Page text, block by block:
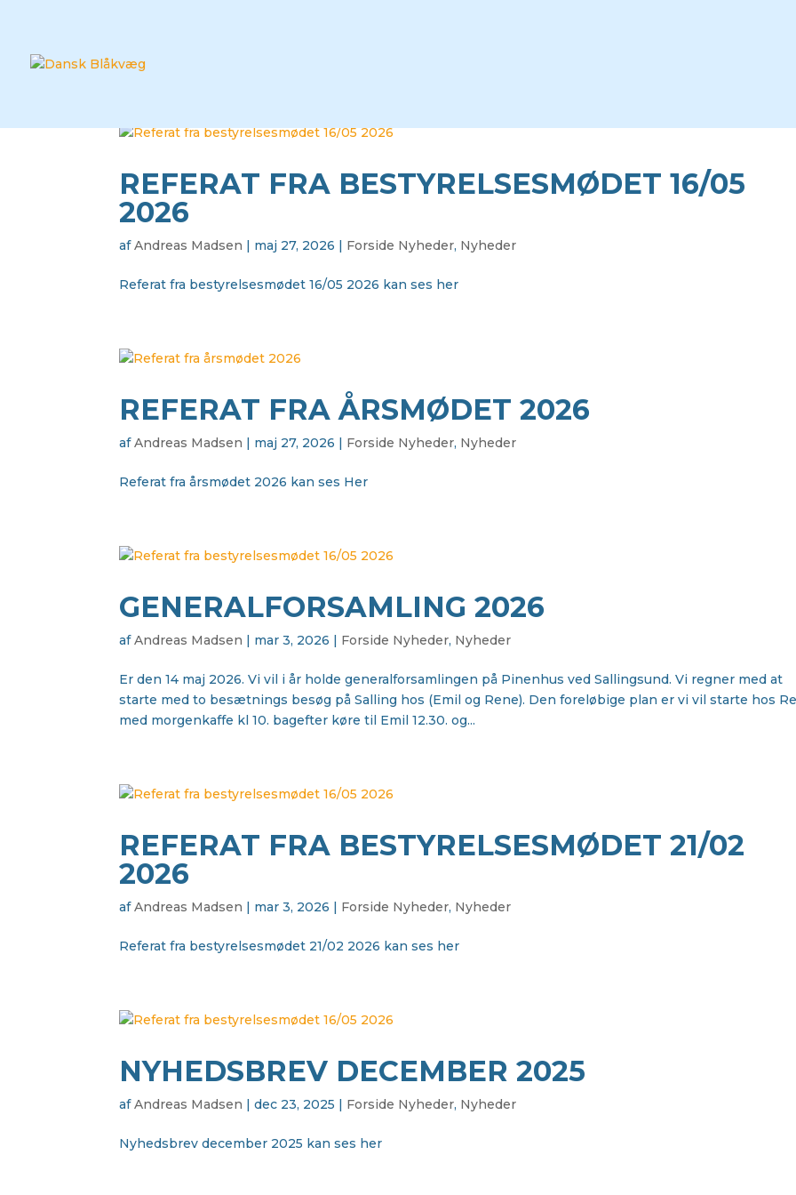
REFERAT FRA BESTYRELSESMØDET 16/05
2026
afAndreas Madsen | maj 27, 2026 | Forside Nyheder, Nyheder
Referat fra bestyrelsesmødet 16/05 2026 kan ses her
REFERAT FRA ÅRSMØDET 2026
afAndreas Madsen | maj 27, 2026 | Forside Nyheder, Nyheder
Referat fra årsmødet 2026 kan ses Her
GENERALFORSAMLING 2026
afAndreas Madsen | mar 3, 2026 | Forside Nyheder, Nyheder
Er den 14 maj 2026. Vi vil i år holde generalforsamlingen på Pinenhus ved Sallingsund. Vi regner med at
starte med to besætnings besøg på Salling hos (Emil og Rene). Den foreløbige plan er vi vil starte hos
med morgenkaffe kl 10. bagefter køre til Emil 12.30. og...
REFERAT FRA BESTYRELSESMØDET 21/02
2026
afAndreas Madsen | mar 3, 2026 | Forside Nyheder, Nyheder
Referat fra bestyrelsesmødet 21/02 2026 kan ses her
NYHEDSBREV DECEMBER 2025
afAndreas Madsen |dec 23, 2025 | Forside Nyheder, Nyheder
Nyhedsbrev december 2025 kan ses her